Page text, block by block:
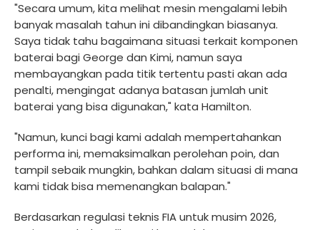
"Secara umum, kita melihat mesin mengalami lebih
banyak masalah tahun ini dibandingkan biasanya.
Saya tidak tahu bagaimana situasi terkait komponen
baterai bagi George dan Kimi, namun saya
membayangkan pada titik tertentu pasti akan ada
penalti, mengingat adanya batasan jumlah unit
baterai yang bisa digunakan," kata Hamilton.
"Namun, kunci bagi kami adalah mempertahankan
performa ini, memaksimalkan perolehan poin, dan
tampil sebaik mungkin, bahkan dalam situasi di mana
kami tidak bisa memenangkan balapan."
Berdasarkan regulasi teknis FIA untuk musim 2026,